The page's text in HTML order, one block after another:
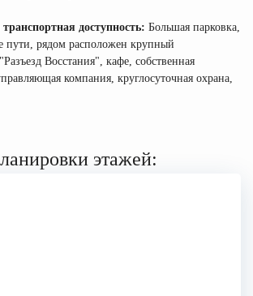
доступность: Большая парковка,
пути, рядом расположен крупный
Восстания", кафе, собственная
компания, круглосуточная охрана,
этажей: